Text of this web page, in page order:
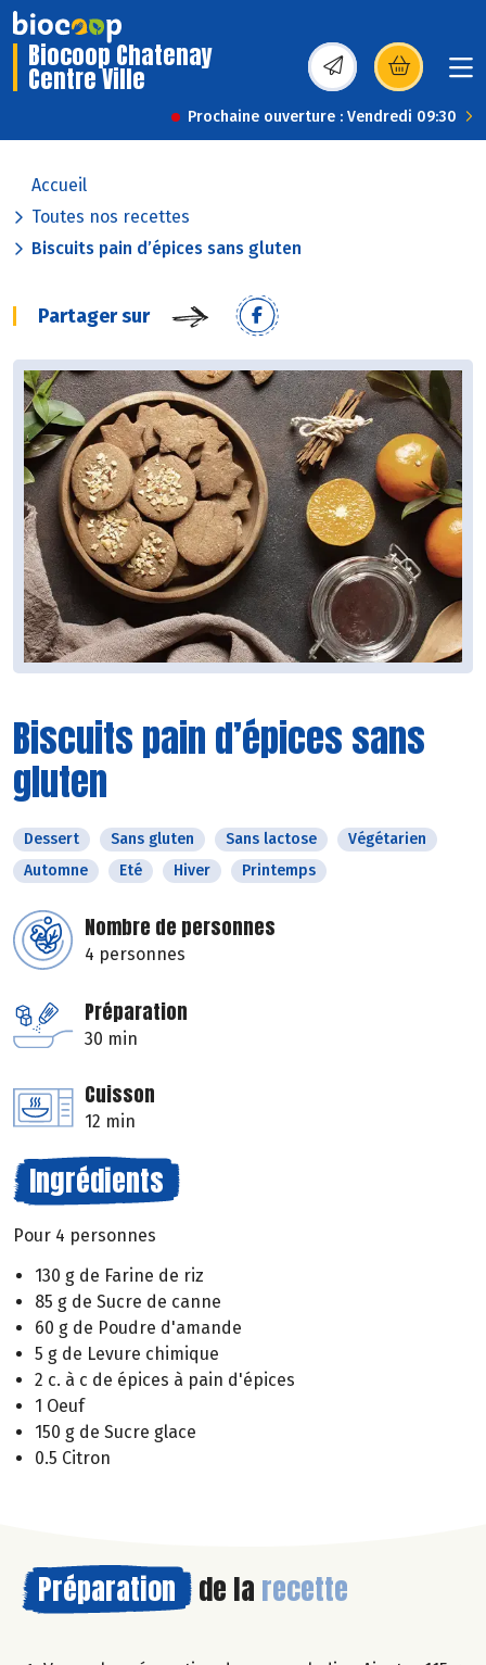
Biocoop Chatenay
Centre Ville (s’ouvre dans une
Prochaine ouverture : Vendredi 09:30
Accueil
Toutes nos recettes
Biscuits pain d’épices sans gluten
Partager sur
Biscuits pain d’épices sans
gluten
Dessert Sans gluten Sans lactose
Végétarien
Automne
Eté Hiver Printemps
Nombre de personnes
4 personnes
Préparation
30 min
Cuisson
12 min
Ingrédients
Pour 4 personnes
130 g de Farine de riz
85 g de Sucre de canne
60 g de Poudre d'amande
5 g de Levure chimique
2 c. à c de épices à pain d'épices
1 Oeuf
150 g de Sucre glace
0.5 Citron
Préparation de la recette